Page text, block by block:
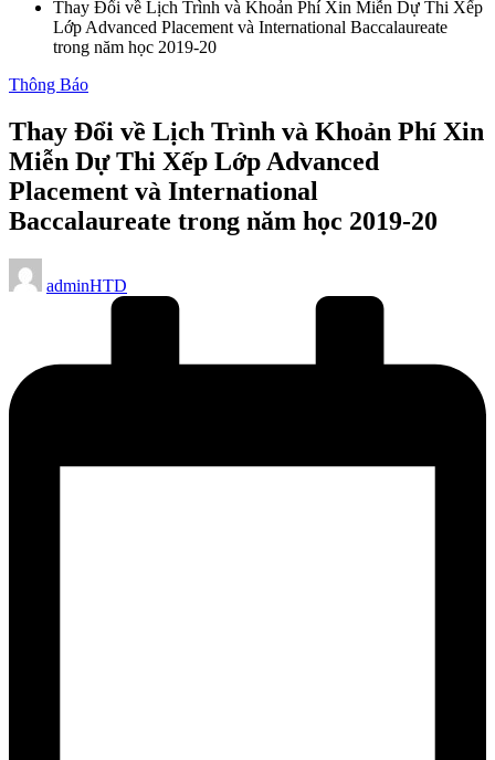
Thay Đổi về Lịch Trình và Khoản Phí Xin Miễn Dự Thi Xếp
Lớp Advanced Placement và International Baccalaureate
trong năm học 2019-20
Posted
Thông Báo
Thay Đổi về Lịch Trình và Khoản Phí Xin
Miễn Dự Thi Xếp Lớp Advanced
Placement và International
Baccalaureate trong năm học 2019-20
Posted
by
adminHTD